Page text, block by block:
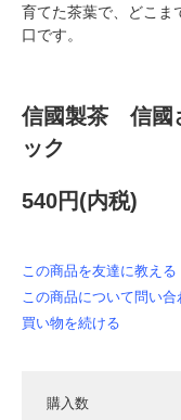
育てた茶葉で、どこま
口です。
信國製茶 信國
ック
540円(内税)
この商品を友達に教える
この商品について問い合
買い物を続ける
購入数